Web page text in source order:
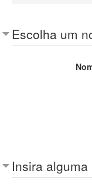
Escolha um
Insira